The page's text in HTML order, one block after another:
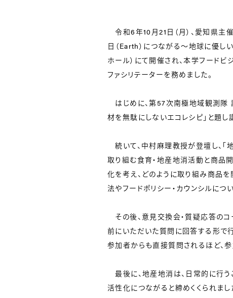
令和6年10月21日（月）、愛知県主
日（Earth）につながる～地球に優し
ホール）にて開催され、本学フード
ファシリテーターを務めました。
はじめに、第57次南極地域観測隊
材を無駄にしないエコレシピ」と題し
続いて、中村麻理教授が登壇し、「
取り組む食育・地産地消活動と商品
化を考え、どのように取り組み商品
法やフードポリシー・カウンシルにつ
その後、意見交換会・質疑応答のコ
前にいただいた質問に回答する形で
参加者からも直接質問されるほど、
最後に、地産地消は、日常的に行う
活性化につながると締めくくられまし